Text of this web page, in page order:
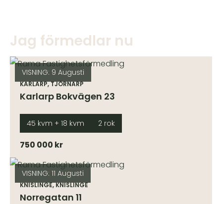
Jag förmedlar nu
VISNING: 9 Augusti
KARLARP, TJÖRNARP
Karlarp Bokvägen 23
45 kvm + 18 kvm 2 rok
750 000 kr
VISNING: 11 Augusti
KNISLINGE, KNISLINGE
Norregatan 11